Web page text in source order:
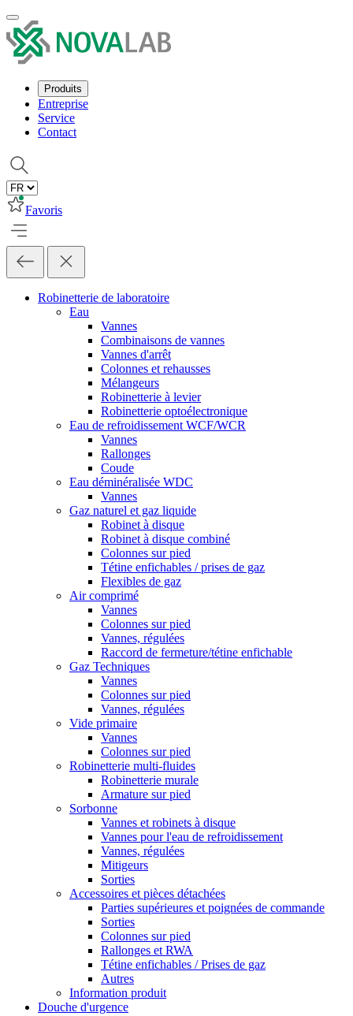
Produits
Entreprise
Service
Contact
Favoris
Robinetterie de laboratoire
Eau
Vannes
Combinaisons de vannes
Vannes d'arrêt
Colonnes et rehausses
Mélangeurs
Robinetterie à levier
Robinetterie optoélectronique
Eau de refroidissement WCF/WCR
Vannes
Rallonges
Coude
Eau déminéralisée WDC
Vannes
Gaz naturel et gaz liquide
Robinet à disque
Robinet à disque combiné
Colonnes sur pied
Tétine enfichables / prises de gaz
Flexibles de gaz
Air comprimé
Vannes
Colonnes sur pied
Vannes, régulées
Raccord de fermeture/tétine enfichable
Gaz Techniques
Vannes
Colonnes sur pied
Vannes, régulées
Vide primaire
Vannes
Colonnes sur pied
Robinetterie multi-fluides
Robinetterie murale
Armature sur pied
Sorbonne
Vannes et robinets à disque
Vannes pour l'eau de refroidissement
Vannes, régulées
Mitigeurs
Sorties
Accessoires et pièces détachées
Parties supérieures et poignées de commande
Sorties
Colonnes sur pied
Rallonges et RWA
Tétine enfichables / Prises de gaz
Autres
Information produit
Douche d'urgence